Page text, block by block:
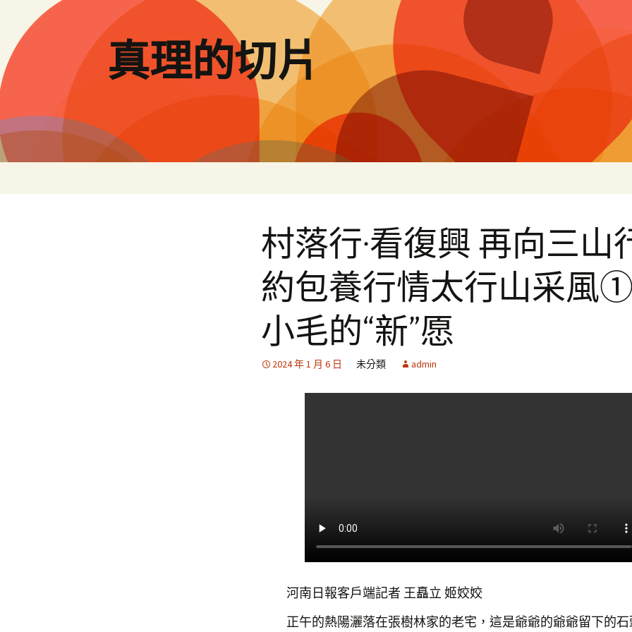
要
內
容
真理的切片
村落行·看復興 再向三山
約包養行情太行山采風
小毛的“新”愿
2024 年 1 月 6 日 未分類 admin
河南日報客戶端記者 王矗立 姬姣姣
正午的熱陽灑落在張樹林家的老宅，這是爺爺的爺爺留下的石